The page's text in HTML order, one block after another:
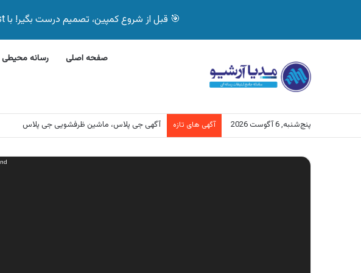
🎯 قبل از شروع کمپین، تصمیم درست بگیر! با Quick Ad Test روی مخاطب واقعی تست کن ✅
صفحه اصلی رسانه محیطی
پنج‌شنبه, 6 آگوست 2026 آگهی های تازه آگهی بیمه دات کام، خرید آنلاین بیمه زیر ۵ دقیقه
نمایشگر
ویدیو